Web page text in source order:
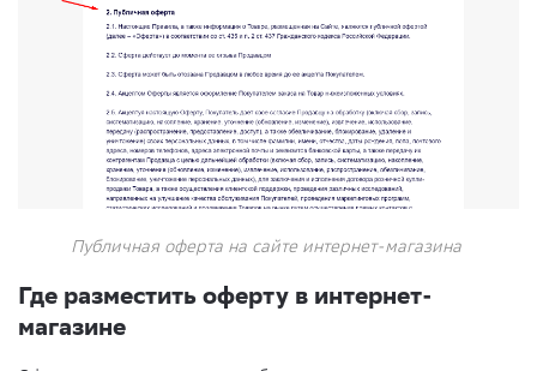
Публичная оферта на сайте интернет-магазина
Где разместить оферту в интернет-
магазине